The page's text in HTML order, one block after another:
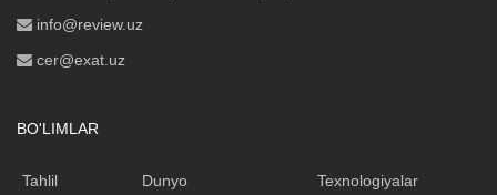
info@review.uz
cer@exat.uz
BO'LIMLAR
Tahlil
Dunyo
Texnologiyalar